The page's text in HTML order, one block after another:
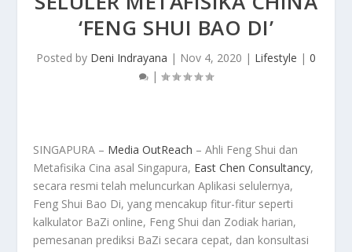
‘FENG SHUI BAO DI’
Posted by Deni Indrayana | Nov 4, 2020 | Lifestyle | 0
|
SINGAPURA – Media OutReach – Ahli Feng Shui dan
Metafisika Cina asal Singapura, East Chen Consultancy,
secara resmi telah meluncurkan Aplikasi selulernya,
Feng Shui Bao Di, yang mencakup fitur-fitur seperti
kalkulator BaZi online, Feng Shui dan Zodiak harian,
pemesanan prediksi BaZi secara cepat, dan konsultasi